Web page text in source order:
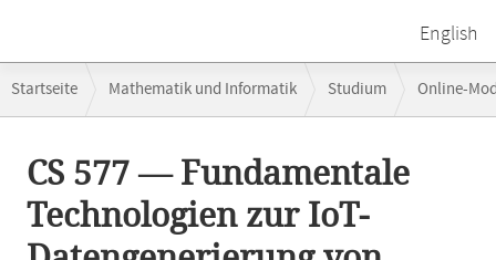
English
Navigation
Startseite Mathematik und Informatik Studium Online-
CS 577 — Fundamentale
Technologien zur IoT-